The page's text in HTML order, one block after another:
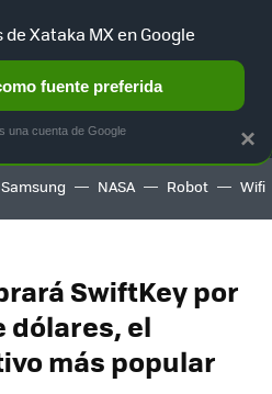
HOME AUTO TERRITORIO
Samsung NASA Robot Wifi
SwiftKey por
dólares, el
más popular
×
Xataka MX en Google
fuente preferida
una cuenta de Google